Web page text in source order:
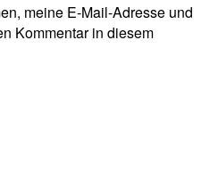
meine E-Mail-Adresse und
Kommentar in diesem